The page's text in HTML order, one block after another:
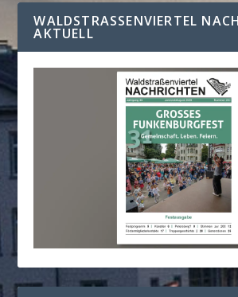
WALDSTRASSENVIERTEL
KTUELL